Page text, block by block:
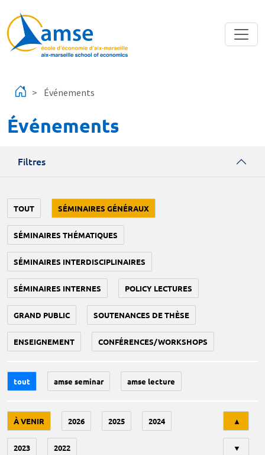
Événements
Événements
Filtres
TOUT SÉMINAIRES GÉNÉRAUX
SÉMINAIRES THÉMATIQUES
SÉMINAIRES INTERDISCIPLINAIRES
SÉMINAIRES INTERNES POLICY LECTURES
GRAND PUBLIC SOUTENANCES DE THÈSE
ENSEIGNEMENT CONFÉRENCES/WORKSHOPS
tout amse seminar amse lecture
À VENIR 2026 2025 2024
2023 2022
▲
▼